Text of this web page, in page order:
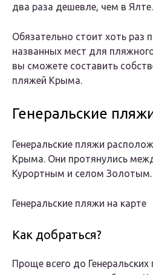
два раза дешевле, чем в Ялте.
Обязательно стоит хоть раз
названных мест для
вы сможете составить
пляжей Крыма.
Генеральские
Генеральские пляжи
Крыма. Они протянулись
Курортным и селом Золотым.
Генеральские пляжи на карте
Как добраться?
Проще всего до